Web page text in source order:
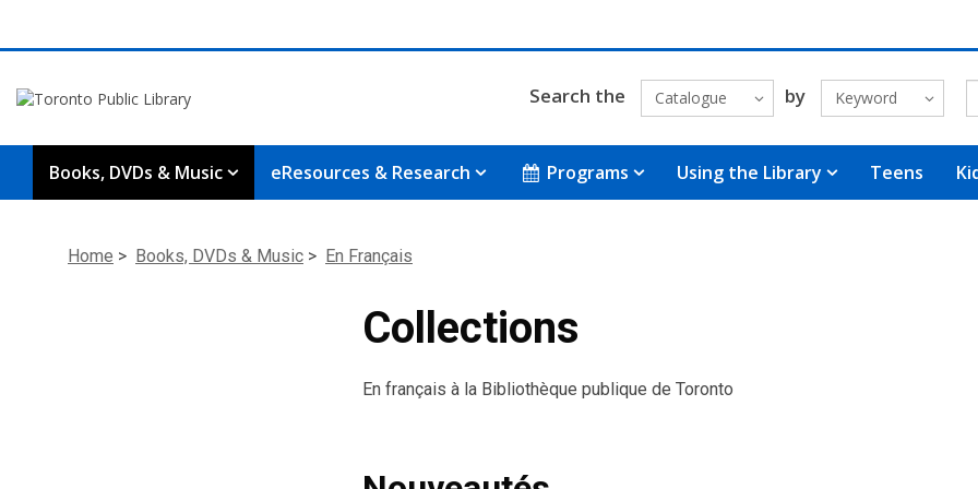
Search the Catalogue by Keyword
Books, DVDs & Music eResources & Research Programs Using the Library Teens
Home > Books, DVDs & Music > En Français
Collections
En français à la Bibliothèque publique de Toronto